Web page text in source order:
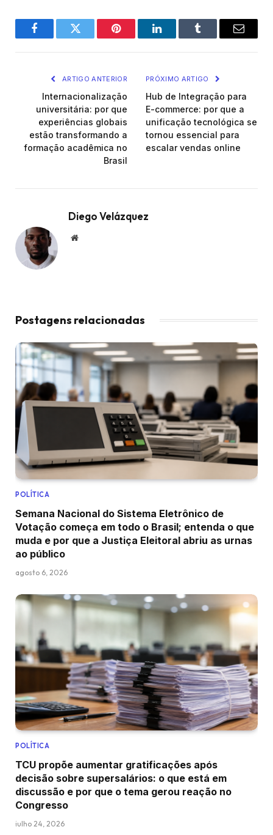
FacebookTwitter Pinterest LinkedInTumblr Email
ARTIGO ANTERIOR
Internacionalização
universitária: por que
experiências globais
estão transformando a
formação acadêmica no
Brasil
PRÓXIMO ARTIGO
Hub de Integração para
E-commerce: por que a
unificação tecnológica se
tornou essencial para
escalar vendas online
Diego Velázquez
Website
Postagens relacionadas
POLÍTICA
Semana Nacional do Sistema Eletrônico de
Votação começa em todo o Brasil; entenda o que
muda e por que a Justiça Eleitoral abriu as urnas
ao público
agosto 6, 2026
POLÍTICA
TCU propõe aumentar gratificações após
decisão sobre supersalários: o que está em
discussão e por que o tema gerou reação no
Congresso
julho 24, 2026